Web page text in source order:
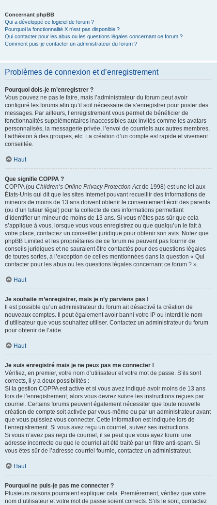
Concernant phpBB
Qui a développé ce logiciel de forum ?
Pourquoi la fonctionnalité X n’est pas disponible ?
Qui contacter pour les abus ou les questions légales concernant ce forum ?
Comment puis-je contacter un administrateur du forum ?
Problèmes de connexion et d’enregistrement
Pourquoi dois-je m’enregistrer ?
Vous pouvez ne pas le faire, mais l’administrateur du forum peut avoir
configuré les forums afin qu’il soit nécessaire de s’enregistrer pour poster des
messages. Par ailleurs, l’enregistrement vous permet de bénéficier de
fonctionnalités supplémentaires inaccessibles aux invités comme les avatars
personnalisés, la messagerie privée, l’envoi de courriels aux autres membres,
l’adhésion à des groupes, etc. La création d’un compte est rapide et vivement
conseillée.
Haut
Que signifie COPPA ?
COPPA (ou Children’s Online Privacy Protection Actde 1998) est une loi aux
États-Unis qui dit que les sites Internet pouvant recueillir des informations de
mineurs de moins de 13 ans doivent obtenir le consentement écrit des parents
(ou d’un tuteur légal) pour la collecte de ces informations permettant
d’identifier un mineur de moins de 13 ans. Si vous n’êtes pas sûr que cela
s’applique à vous, lorsque vous vous enregistrez ou que quelqu’un le fait à
votre place, contactez un conseiller juridique pour obtenir son avis. Notez que
phpBB Limited et les propriétaires de ce forum ne peuvent pas fournir de
conseils juridiques et ne sauraient être contactés pour des questions légales
de toutes sortes, à l’exception de celles mentionnées dans la question « Qui
contacter pour les abus ou les questions légales concernant ce forum ? ».
Haut
Je souhaite m’enregistrer, mais je n’y parviens pas !
Il est possible qu’un administrateur du forum ait désactivé la création de
nouveaux comptes. Il peut également avoir banni votre IP ou interdit le nom
d’utilisateur que vous souhaitez utiliser. Contactez un administrateur du forum
pour obtenir de l’aide.
Haut
Je suis enregistré mais je ne peux pas me connecter !
Vérifiez, en premier, votre nom d’utilisateur et votre mot de passe. S’ils sont
corrects, il y a deux possibilités :
Si la gestion COPPA est active et si vous avez indiqué avoir moins de 13 ans
lors de l’enregistrement, alors vous devrez suivre les instructions reçues par
courriel. Certains forums peuvent également nécessiter que toute nouvelle
création de compte soit activée par vous-même ou par un administrateur avant
que vous puissiez vous connecter. Cette information est indiquée lors de
l’enregistrement. Si vous avez reçu un courriel, suivez ses instructions.
Si vous n’avez pas reçu de courriel, il se peut que vous ayez fourni une
adresse incorrecte ou que le courriel ait été traité par un filtre anti-spam. Si
vous êtes sûr de l’adresse courriel fournie, contactez un administrateur.
Haut
Pourquoi ne puis-je pas me connecter ?
Plusieurs raisons pourraient expliquer cela. Premièrement, vérifiez que votre
nom d’utilisateur et votre mot de passe soient corrects. S’ils le sont, contactez